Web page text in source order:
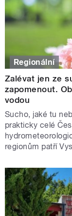
Regionální
Zalévat jen ze
zapomenout.
vodou
Sucho, jaké tu
prakticky celé
regionům patří